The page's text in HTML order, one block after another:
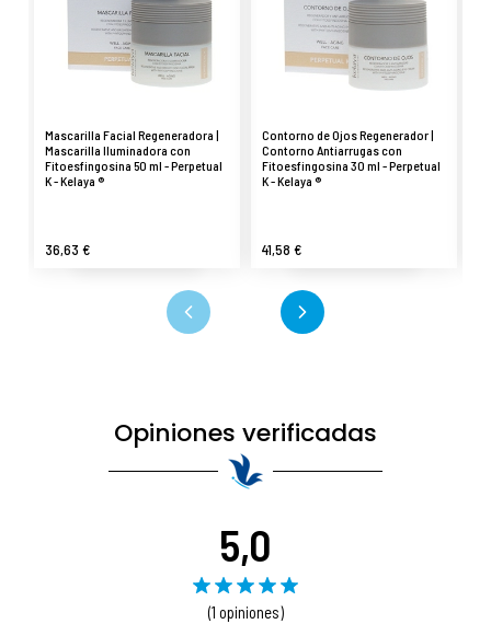
Mascarilla Facial Regeneradora |
Mascarilla Iluminadora con
Fitoesfingosina 50 ml - Perpetual
K - Kelaya ®
36,63 €
Contorno de Ojos Regenerador |
Contorno Antiarrugas con
Fitoesfingosina 30 ml - Perpetual
K - Kelaya ®
41,58 €
Opiniones verificadas
5,0
(1 opiniones)